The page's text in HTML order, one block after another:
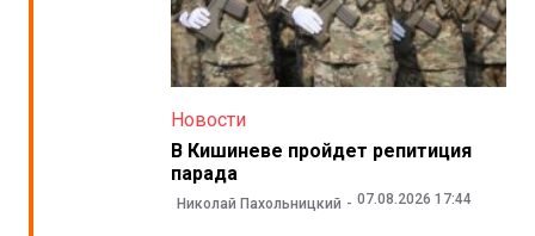
Новости
В Кишиневе пройдет репитиция
парада
Николай Пахольницкий 07.08.2026 17:44